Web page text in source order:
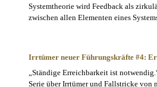
Systemtheorie wird Feedback als
zwischen allen Elementen eines
Irrtümer neuer Führungskräfte #4:
„Ständige Erreichbarkeit ist
Serie über Irrtümer und Fallstricke von